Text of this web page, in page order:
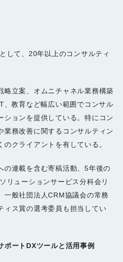
して、20年以上のコンサルティ
略立案、オムニチャネル業務構築
、教育など幅広い範囲でコンサル
ションを提供している。特にコン
業務改善に関するコンサルティン
クライアントを有している。
の連載を含む寄稿活動、5年後の
リューションサービス分科会リ
一般社団法人CRM協議会の常務
ィス賞の選考委員も担当してい
ポートDXツールと活用事例